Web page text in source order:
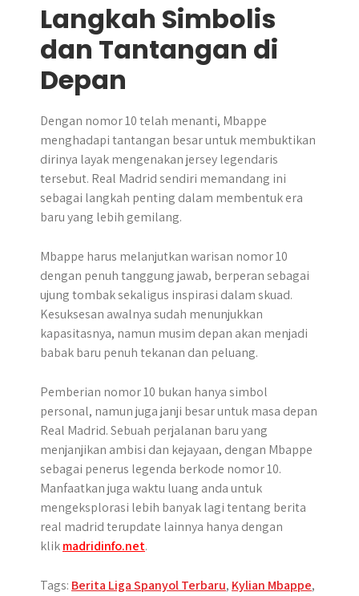
Langkah Simbolis
dan Tantangan di
Depan
Dengan nomor 10 telah menanti, Mbappe
menghadapi tantangan besar untuk membuktikan
dirinya layak mengenakan jersey legendaris
tersebut. Real Madrid sendiri memandang ini
sebagai langkah penting dalam membentuk era
baru yang lebih gemilang.
Mbappe harus melanjutkan warisan nomor 10
dengan penuh tanggung jawab, berperan sebagai
ujung tombak sekaligus inspirasi dalam skuad.
Kesuksesan awalnya sudah menunjukkan
kapasitasnya, namun musim depan akan menjadi
babak baru penuh tekanan dan peluang.
Pemberian nomor 10 bukan hanya simbol
personal, namun juga janji besar untuk masa depan
Real Madrid. Sebuah perjalanan baru yang
menjanjikan ambisi dan kejayaan, dengan Mbappe
sebagai penerus legenda berkode nomor 10.
Manfaatkan juga waktu luang anda untuk
mengeksplorasi lebih banyak lagi tentang berita
real madrid terupdate lainnya hanya dengan
klikmadridinfo.net.
Tags: Berita Liga Spanyol Terbaru, Kylian Mbappe,